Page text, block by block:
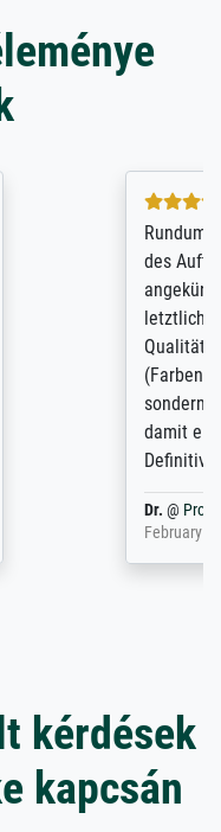
Ausführung
die
aber
Die
kérdések
kapcsán